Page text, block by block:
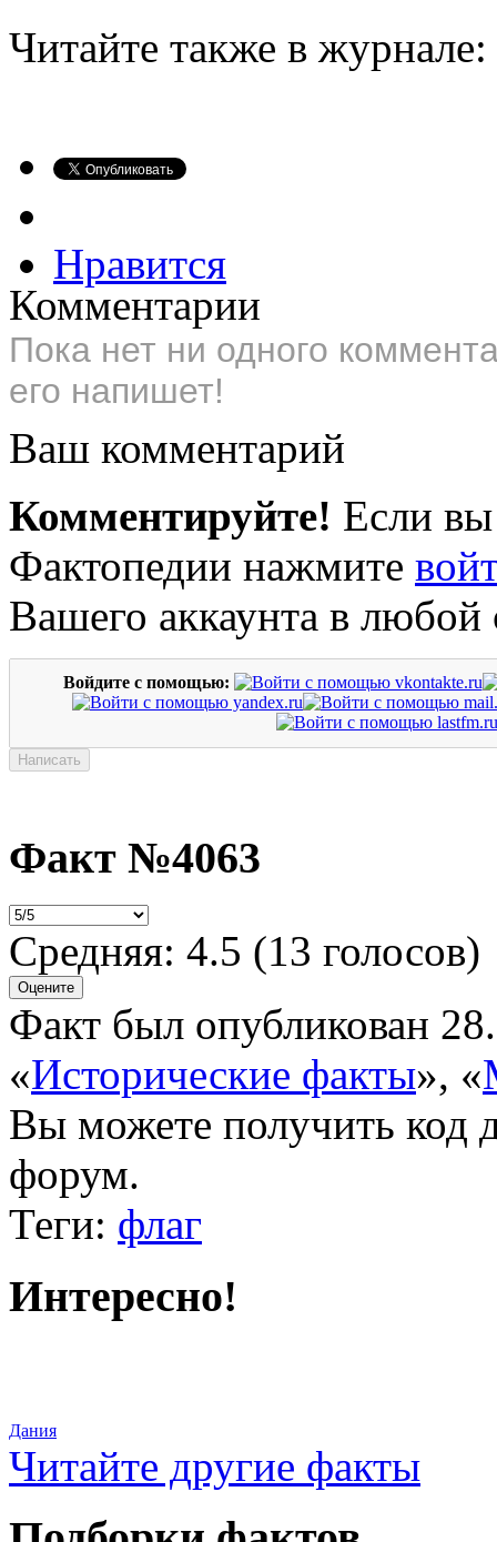
Читайте также в журнале:
Нравится
Комментарии
Пока нет ни одного
его напишет!
Ваш комментарий
Комментируйте! Если вы
Фактопедии нажмите
Вашего аккаунта в любой
Войдите с помощью:
Факт №4063
Средняя: 4.5 (13 голосов)
Факт был опубликован
«Исторические факты», «
Вы можете получить код
форум.
Теги: флаг
Интересно!
Дания
Читайте другие факты